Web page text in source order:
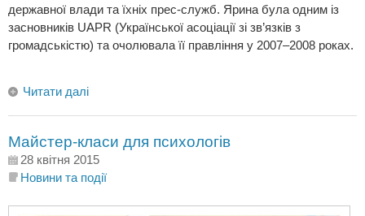
державної влади та їхніх прес-служб. Ярина була одним із
засновників UAPR (Української асоціації зі зв’язків з
громадськістю) та очолювала її правління у 2007–2008 роках.
Читати далі
Майстер-класи для психологів
28 квітня 2015
Новини та події